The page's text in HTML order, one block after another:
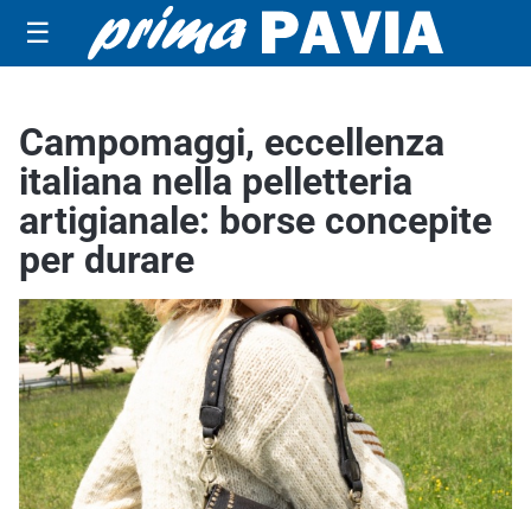
☰
Campomaggi, eccellenza
italiana nella pelletteria
artigianale: borse concepite
per durare